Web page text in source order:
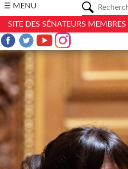
☰ MENU
SITE DES SÉNATEURS